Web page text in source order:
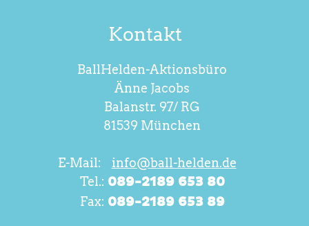
Kontakt
BallHelden-Aktionsbüro
Änne Jacobs
Balanstr. 97/ RG
81539 München
E-Mail:
info@ball-helden.de
Tel.: 089-2189 653 80
Fax: 089-2189 653 89